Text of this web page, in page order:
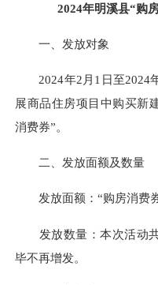
2024年明溪县“购
一、发放对象
2024年2月1日至2024
展商品住房项目中购买新
消费券”。
二、发放面额及数量
发放面额：“购房消费券
发放数量：本次活动共
毕不再增发。